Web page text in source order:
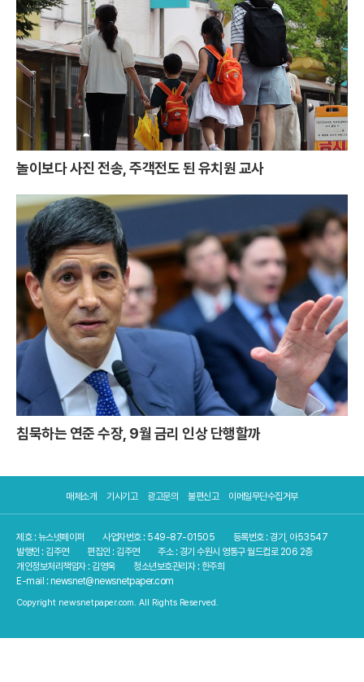
놀이보다 사진 전송, 주객전도 된 유치원 교사
침묵하는 연준 수장, 9월 금리 인상 단행할까
매체소개 기사기고 광고문의 불편신고 이메일무단수집거부
제호 : 뉴스넷페이퍼 사업자번호 : 549-87-01505
등록번호 : 경기, 아53547
발행인 : 김주연
편집인 : 김주연
주소 : 경기 수원시 영통구 월드컵로 206 2층
개인정보처리책임자 : 김영욱
청소년보호관리자 : 한주희
E-mail : newsnet@newsnetpaper.com
Copyright newsnetpaper.com. All Rights Reserved.